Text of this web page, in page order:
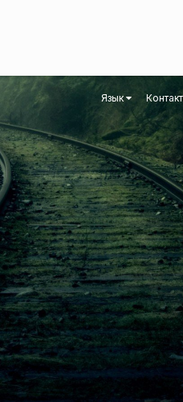
Язык